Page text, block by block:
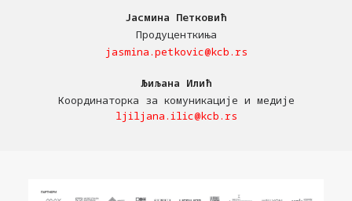
Јасмина Петковић
Продуценткиња
jasmina.petkovic@kcb.rs
Љиљана Илић
Координаторка за комуникације и медије
ljiljana.ilic@kcb.rs